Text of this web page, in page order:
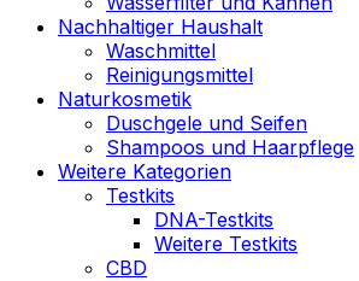
Nachhaltiger Haushalt
Waschmittel
Reinigungsmittel
Naturkosmetik
Duschgele und Seifen
Shampoos und Haarpflege
Weitere Kategorien
Testkits
DNA-Testkits
Weitere Testkits
CBD